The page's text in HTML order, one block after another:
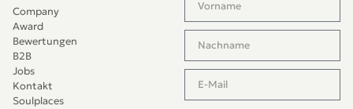
Company
Award
Bewertungen
B2B
Jobs
Kontakt
Soulplaces